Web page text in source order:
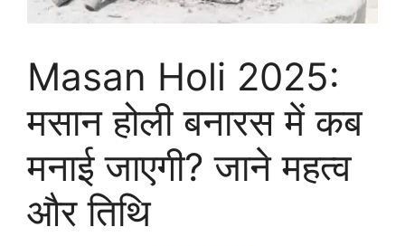
Masan Holi 2025:
मसान होली बनारस में कब
मनाई जाएगी? जाने महत्व
और तिथि